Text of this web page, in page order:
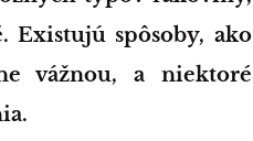
Existujú spôsoby, ako
vážnou, a niektoré